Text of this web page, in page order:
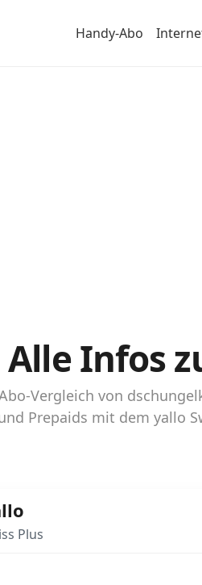
Handy-Abo
Infos
Vergleich von
Prepaids mit dem yallo
Plus